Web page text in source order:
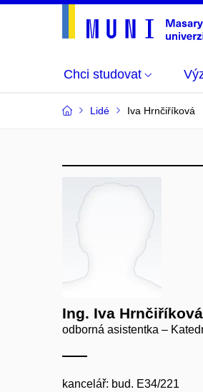
Chci studovat
Lidé Iva Hrnčiříková
Ing. Iva
odborná asistentka –
kancelář: bud. E34/221